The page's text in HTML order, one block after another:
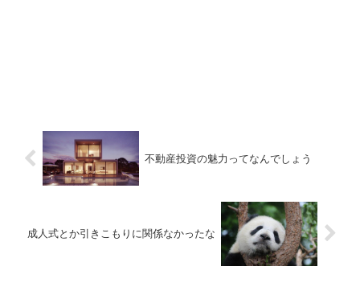
不動産投資の魅力ってなんでしょう
成人式とか引きこもりに関係なかったな